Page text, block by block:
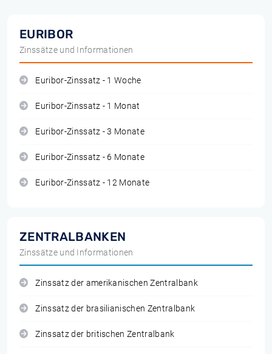
EURIBOR
Zinssätze und Informationen
Euribor-Zinssatz - 1 Woche
Euribor-Zinssatz - 1 Monat
Euribor-Zinssatz - 3 Monate
Euribor-Zinssatz - 6 Monate
Euribor-Zinssatz - 12 Monate
ZENTRALBANKEN
Zinssätze und Informationen
Zinssatz der amerikanischen Zentralbank
Zinssatz der brasilianischen Zentralbank
Zinssatz der britischen Zentralbank